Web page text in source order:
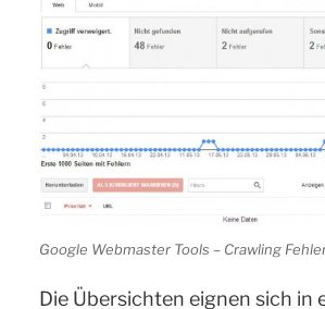
Google Webmaster Tools – Crawling
Die Übersichten eignen sich in